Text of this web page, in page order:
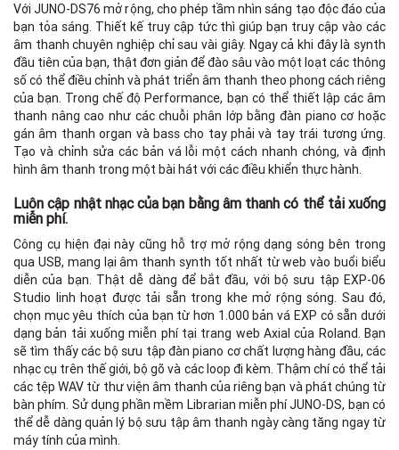
Với JUNO-DS76 mở rộng, cho phép tầm nhìn sáng tạo độc đáo của
bạn tỏa sáng. Thiết kế truy cập tức thì giúp bạn truy cập vào các
âm thanh chuyên nghiệp chỉ sau vài giây. Ngay cả khi đây là synth
đầu tiên của bạn, thật đơn giản để đào sâu vào một loạt các thông
số có thể điều chỉnh và phát triển âm thanh theo phong cách riêng
của bạn. Trong chế độ Performance, bạn có thể thiết lập các âm
thanh nâng cao như các chuỗi phân lớp bằng đàn piano cơ hoặc
gán âm thanh organ và bass cho tay phải và tay trái tương ứng.
Tạo và chỉnh sửa các bản vá lỗi một cách nhanh chóng, và định
hình âm thanh trong một bài hát với các điều khiển thực hành.
Luôn cập nhật nhạc của bạn bằng âm thanh có thể tải xuống
miễn phí.
Công cụ hiện đại này cũng hỗ trợ mở rộng dạng sóng bên trong
qua USB, mang lại âm thanh synth tốt nhất từ ​​web vào buổi biểu
diễn của bạn. Thật dễ dàng để bắt đầu, với bộ sưu tập EXP-06
Studio linh hoạt được tải sẵn trong khe mở rộng sóng. Sau đó,
chọn mục yêu thích của bạn từ hơn 1.000 bản vá EXP có sẵn dưới
dạng bản tải xuống miễn phí tại trang web Axial của Roland. Bạn
sẽ tìm thấy các bộ sưu tập đàn piano cơ chất lượng hàng đầu, các
nhạc cụ trên thế giới, bộ gõ và các loop đi kèm. Thậm chí có thể tải
các tệp WAV từ thư viện âm thanh của riêng bạn và phát chúng từ
bàn phím. Sử dụng phần mềm Librarian miễn phí JUNO-DS, bạn có
thể dễ dàng quản lý bộ sưu tập âm thanh ngày càng tăng ngay từ
máy tính của mình.